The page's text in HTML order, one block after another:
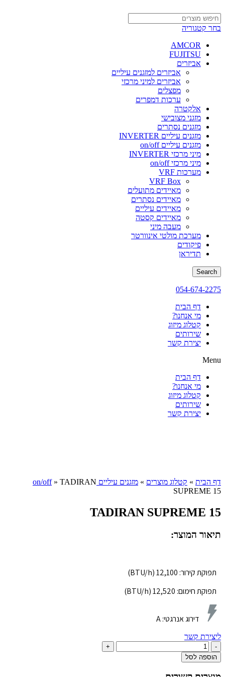
בחר קטגוריה
AMCOR
FUJITSU
אביזרים
אביזרים למזגנים עיליים
אביזרים למיני מרכזי
מפצלים
ערכות דמפרים
אלקטרה
מזגני מצובישי
מזגנים נסתרים
מזגנים עיליים INVERTER
מזגנים עיליים on/off
מיני מרכזי INVERTER
מיני מרכזי on/off
מערכות VRF
VRF Box
מאיידים מתועלים
מאיידים נסתרים
מאיידים עיליים
מאיידים קסטה
מעבה מיני
מערכת מולטי אינוורטר
פיקודים
תדיראן
Search
054-674-2275
דף הבית
מי אנחנו?
קטלוג מיזוג
שירותים
יצירת קשר
Menu
דף הבית
מי אנחנו?
קטלוג מיזוג
שירותים
יצירת קשר
דף הבית » קטלוג מוצרים » מזגנים עיליים on/off » TADIRAN
SUPREME 15
TADIRAN SUPREME 15
תיאור המוצר:
תפוקת קירור: 12,100 (BTU/h)
תפוקת חימום: 12,520 (BTU/h)
דירוג אנרגטי:A
ליצירת קשר
כמות
של
TADIRAN
SUPREME
הוספה לסל